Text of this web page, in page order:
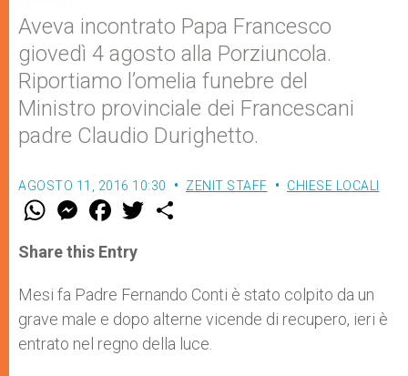
Aveva incontrato Papa Francesco
giovedì 4 agosto alla Porziuncola.
Riportiamo l’omelia funebre del
Ministro provinciale dei Francescani
padre Claudio Durighetto.
AGOSTO 11, 2016 10:30 ZENIT STAFF CHIESE LOCALI
W
t
s
p
p
M
e
s
e
g
e
r
F
a
e
b
o
k
w
r
Share this Entry
Mesi fa Padre Fernando Conti è stato colpito da un
grave male e dopo alterne vicende di recupero, ieri è
entrato nel regno della luce.